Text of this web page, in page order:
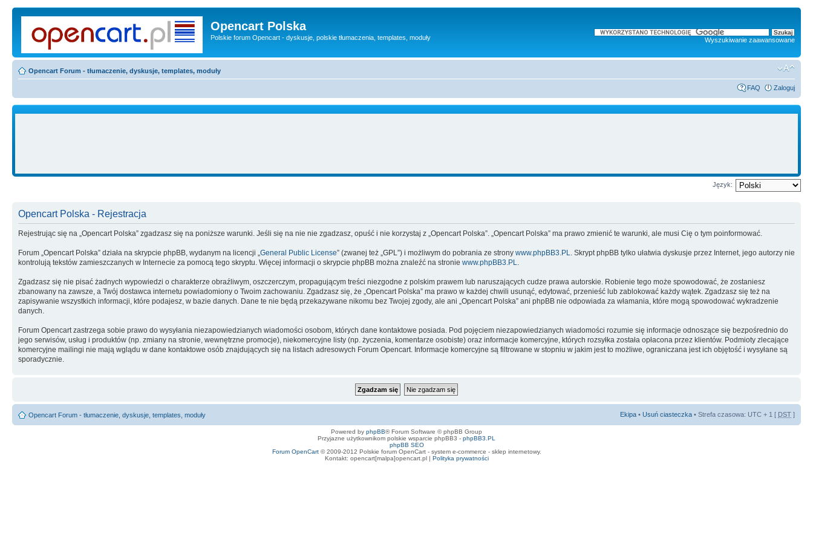
Opencart Polska
Polskie forum Opencart - dyskusje, polskie tłumaczenia, templates, moduły Wyszukiwanie zaawansowane
Opencart Forum - tłumaczenie, dyskusje, templates, moduły
FAQ Zaloguj
Język:
Opencart Polska - Rejestracja
Rejestrując się na „Opencart Polska” zgadzasz się na poniższe warunki. Jeśli się na nie nie zgadzasz, opuść i nie korzystaj z „Opencart Polska”. „Opencart Polska” ma prawo zmienić te warunki, ale musi Cię o tym poinformować.
Forum „Opencart Polska” działa na skrypcie phpBB, wydanym na licencji „ General Public License” (zwanej też „GPL”) i możliwym do pobrania ze strony www.phpBB3.PL
. Skrypt phpBB tylko ułatwia dyskusje przez Internet, jego autorzy nie
kontrolują tekstów zamieszczanych w Internecie za pomocą tego skryptu. Więcej informacji o skrypcie phpBB można znaleźć na stronie www.phpBB3.PL
Zgadzasz się nie pisać żadnych wypowiedzi o charakterze obraźliwym, oszczerczym, propagującym treści niezgodne z polskim prawem lub naruszających cudze prawa autorskie. Robienie tego może spowodować, że zostaniesz
zbanowany na zawsze, a Twój dostawca internetu powiadomiony o Twoim zachowaniu. Zgadzasz się, że „Opencart Polska” ma prawo w każdej chwili usunąć, edytować, przenieść lub zablokować każdy wątek. Zgadzasz się też na
zapisywanie wszystkich informacji, które podajesz, w bazie danych. Dane te nie będą przekazywane nikomu bez Twojej zgody, ale ani „Opencart Polska” ani phpBB nie odpowiada za włamania, które mogą spowodować wykradzenie
danych.
Forum Opencart zastrzega sobie prawo do wysyłania niezapowiedzianych wiadomości osobom, których dane kontaktowe posiada. Pod pojęciem niezapowiedzianych wiadomości rozumie się informacje odnoszące się bezpośrednio do
jego serwisów, usług i produktów (np. zmiany na stronie, wewnętrzne promocje), niekomercyjne listy (np. życzenia, komentarze osobiste) oraz informacje komercyjne, których rozsyłka została opłacona przez klientów. Podmioty zlecające
komercyjne mailingi nie mają wglądu w dane kontaktowe osób znajdujących się na listach adresowych Forum Opencart. Informacje komercyjne są filtrowane w stopniu w jakim jest to możliwe, ograniczana jest ich objętość i wysyłane są
sporadycznie.
Opencart Forum - tłumaczenie, dyskusje, templates, moduły Ekipa • Usuń ciasteczka • Strefa czasowa: UTC + 1 [ DST ]
Powered by phpBB® Forum Software © phpBB Group
Przyjazne użytkownikom polskie wsparcie phpBB3 - phpBB3.PL
phpBB SEO
Forum OpenCart© 2009-2012 Polskie forum OpenCart - system e-commerce - sklep internetowy.
Kontakt: opencart[malpa]opencart.pl | Polityka prywatności